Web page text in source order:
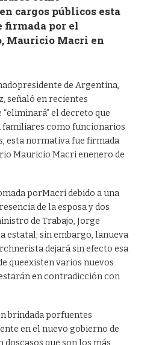
cargos públicos esta
firmada por el
Mauricio Macri en
de Argentina,
señaló en recientes
el decreto que
familiares como funcionarios
esta normativa fue firmada
Mauricio Macri enenero de
porMacri debido a una
de la esposa y dos
de Trabajo, Jorge
estatal; sin embargo, lanueva
dejará sin efecto esa
queexisten varios nuevos
en contradicción con
brindada porfuentes
en el nuevo gobierno de
doscasos que son los más